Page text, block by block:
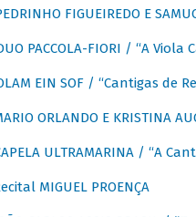
FIGUEIREDO E
PACCOLA-FIORI / “A Viola
EIN SOF / “Cantigas de
ORLANDO E KRISTINA
ULTRAMARINA / “A
MIGUEL PROENÇA